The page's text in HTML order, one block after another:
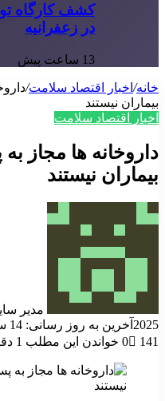
کشف کارگاه
در زعفرانیه
13 ساعت پیش
خانه/ اخبار اقتصاد سلامت/
بیماران نیستند
اخبار اقتصاد سلامت
داروخانه ها مجاز
بیماران نیستند
مدیر
2025 آخرین به روز رسانی: 14 سپتامبر 2025
0
141 خواندن این مطلب 1 دقیقه زمان میبرد